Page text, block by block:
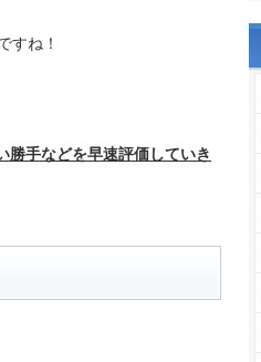
すね！
勝手などを早速評価していき